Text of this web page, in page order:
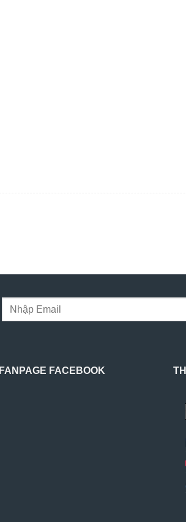
FANPAGE FACEBOOK